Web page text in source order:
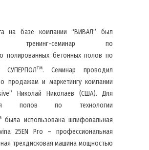
на базе компании “ВИВАЛ” был
тренинг-семинар по
полированных бетонных полов по
СУПЕРПОЛтм. Семинар проводил
продажам и маркетингу компании
Николай Николаев (США). Для
полов по технологии
была использована шлифовальная
25EN Pro – профессиональная
трехдисковая машина мощностью